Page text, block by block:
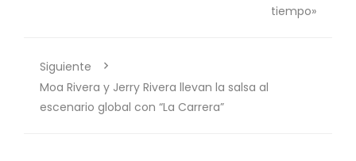
tiempo»
Siguiente
Moa Rivera y Jerry Rivera llevan la salsa al
escenario global con “La Carrera”